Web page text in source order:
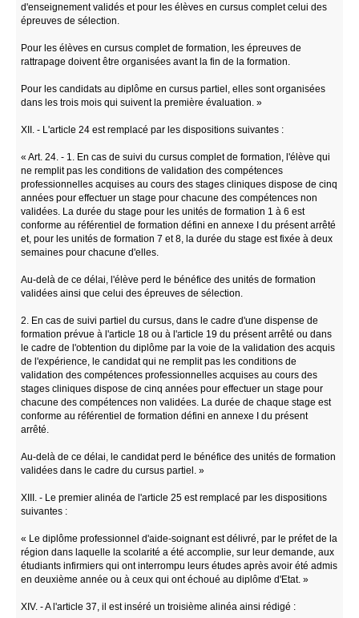
d'enseignement validés et pour les élèves en cursus complet celui des
épreuves de sélection.
Pour les élèves en cursus complet de formation, les épreuves de
rattrapage doivent être organisées avant la fin de la formation.
Pour les candidats au diplôme en cursus partiel, elles sont organisées
dans les trois mois qui suivent la première évaluation. »
XII. - L'article 24 est remplacé par les dispositions suivantes :
« Art. 24. - 1. En cas de suivi du cursus complet de formation, l'élève qui
ne remplit pas les conditions de validation des compétences
professionnelles acquises au cours des stages cliniques dispose de cinq
années pour effectuer un stage pour chacune des compétences non
validées. La durée du stage pour les unités de formation 1 à 6 est
conforme au référentiel de formation défini en annexe I du présent arrêté
et, pour les unités de formation 7 et 8, la durée du stage est fixée à deux
semaines pour chacune d'elles.
Au-delà de ce délai, l'élève perd le bénéfice des unités de formation
validées ainsi que celui des épreuves de sélection.
2. En cas de suivi partiel du cursus, dans le cadre d'une dispense de
formation prévue à l'article 18 ou à l'article 19 du présent arrêté ou dans
le cadre de l'obtention du diplôme par la voie de la validation des acquis
de l'expérience, le candidat qui ne remplit pas les conditions de
validation des compétences professionnelles acquises au cours des
stages cliniques dispose de cinq années pour effectuer un stage pour
chacune des compétences non validées. La durée de chaque stage est
conforme au référentiel de formation défini en annexe I du présent
arrêté.
Au-delà de ce délai, le candidat perd le bénéfice des unités de formation
validées dans le cadre du cursus partiel. »
XIII. - Le premier alinéa de l'article 25 est remplacé par les dispositions
suivantes :
« Le diplôme professionnel d'aide-soignant est délivré, par le préfet de la
région dans laquelle la scolarité a été accomplie, sur leur demande, aux
étudiants infirmiers qui ont interrompu leurs études après avoir été admis
en deuxième année ou à ceux qui ont échoué au diplôme d'Etat. »
XIV. - A l'article 37, il est inséré un troisième alinéa ainsi rédigé :